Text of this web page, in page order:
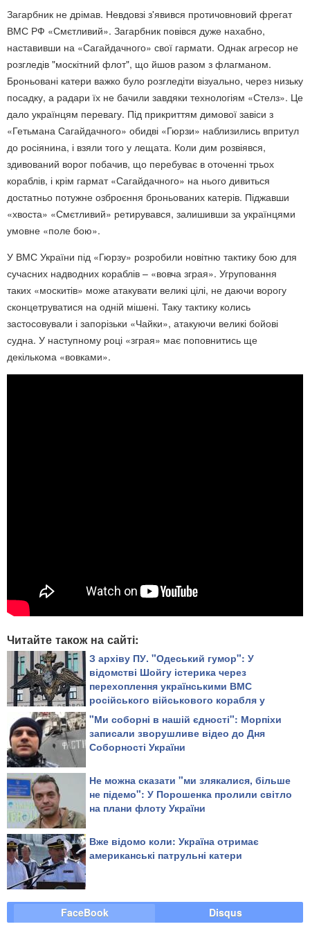
Загарбник не дрімав. Невдовзі з'явився протичовновий фрегат
ВМС РФ «Смєтливий». Загарбник повівся дуже нахабно,
наставивши на «Сагайдачного» свої гармати. Однак агресор не
розгледів "москітний флот", що йшов разом з флагманом.
Броньовані катери важко було розгледіти візуально, через низьку
посадку, а радари їх не бачили завдяки технологіям «Стелз». Це
дало українцям перевагу. Під прикриттям димової завіси з
«Гетьмана Сагайдачного» обидві «Гюрзи» наблизились впритул
до росіянина, і взяли того у лещата. Коли дим розвіявся,
здивований ворог побачив, що перебуває в оточенні трьох
кораблів, і крім гармат «Сагайдачного» на нього дивиться
достатньо потужне озброєння броньованих катерів. Піджавши
«хвоста» «Смєтливий» ретирувався, залишивши за українцями
умовне «поле бою».
У ВМС України під «Гюрзу» розробили новітню тактику бою для
сучасних надводних кораблів – «вовча зграя». Угруповання
таких «москитів» може атакувати великі цілі, не даючи ворогу
сконцетруватися на одній мішені. Таку тактику колись
застосовували і запорізьки «Чайки», атакуючи великі бойові
судна. У наступному році «зграя» має поповнитись ще
декількома «вовками».
Читайте також на сайті:
З архіву ПУ. "Одеський гумор": У
відомстві Шойгу істерика через
перехоплення українськими ВМС
російського військового корабля у
Чорному морі
"Ми соборні в нашій єдності": Морпіхи
записали зворушливе відео до Дня
Соборності України
Не можна сказати "ми злякалися, більше
не підемо": У Порошенка пролили світло
на плани флоту України
Вже відомо коли: Україна отримає
американські патрульні катери
FaceBook Disqus